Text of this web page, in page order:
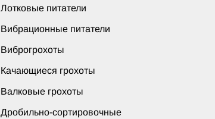
Лотковые питатели
Вибрационные питатели
Виброгрохоты
Качающиеся грохоты
Валковые грохоты
Дробильно-сортировочные